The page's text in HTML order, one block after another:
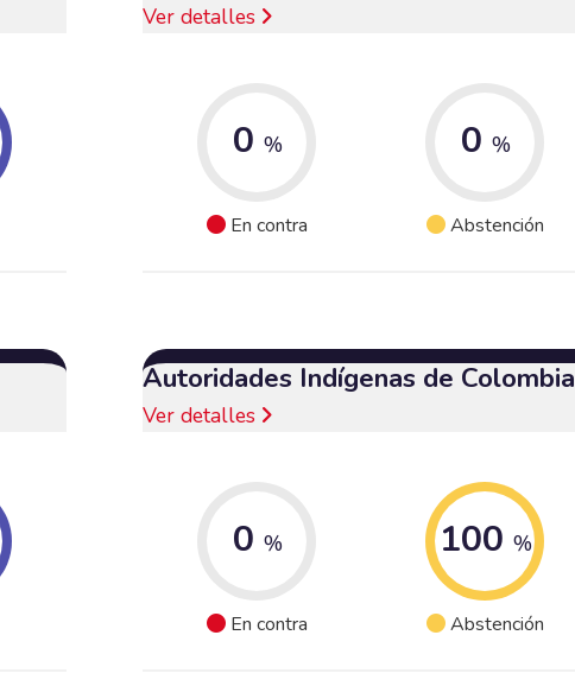
Ver detalles
0 %
En contra
0 %
Abstención
Autoridades Indígenas de Colombia
Ver detalles
0 %
En contra
100 %
Abstención